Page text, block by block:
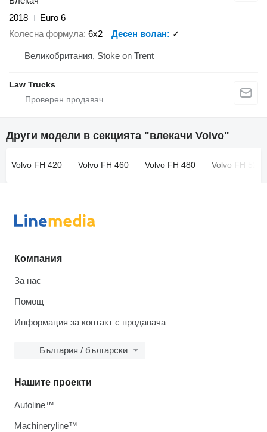
2018
Euro 6
Колесна формула 6x2 Десен волан ✓
Великобритания, Stoke on Trent
Law Trucks
Други модели в секцията "влекачи Volvo"
Volvo FH 420 Volvo FH 460 Volvo FH 480 Volvo FH 520
Компания
За нас
Помощ
Информация за контакт с продавача
България / български
Нашите проекти
Autoline™
Machineryline™